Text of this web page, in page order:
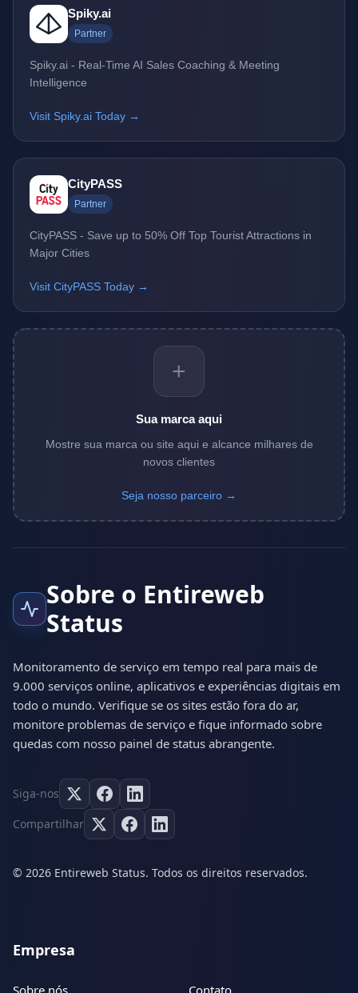
Spiky.ai
Partner
Spiky.ai - Real-Time AI Sales Coaching & Meeting
Intelligence
Visit Spiky.ai Today →
CityPASS
Partner
CityPASS - Save up to 50% Off Top Tourist Attractions in
Major Cities
Visit CityPASS Today →
+
Sua marca aqui
Mostre sua marca ou site aqui e alcance milhares de
novos clientes
Seja nosso parceiro →
Sobre o Entireweb
Status
Monitoramento de serviço em tempo real para mais de
9.000 serviços online, aplicativos e experiências digitais em
todo o mundo. Verifique se os sites estão fora do ar,
monitore problemas de serviço e fique informado sobre
quedas com nosso painel de status abrangente.
Siga-nos
Compartilhar
© 2026 Entireweb Status. Todos os direitos reservados.
Empresa